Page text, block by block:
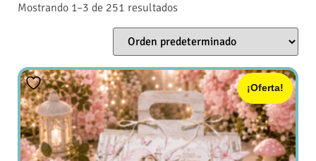
Mostrando 1–3 de 251 resultados
¡Oferta!